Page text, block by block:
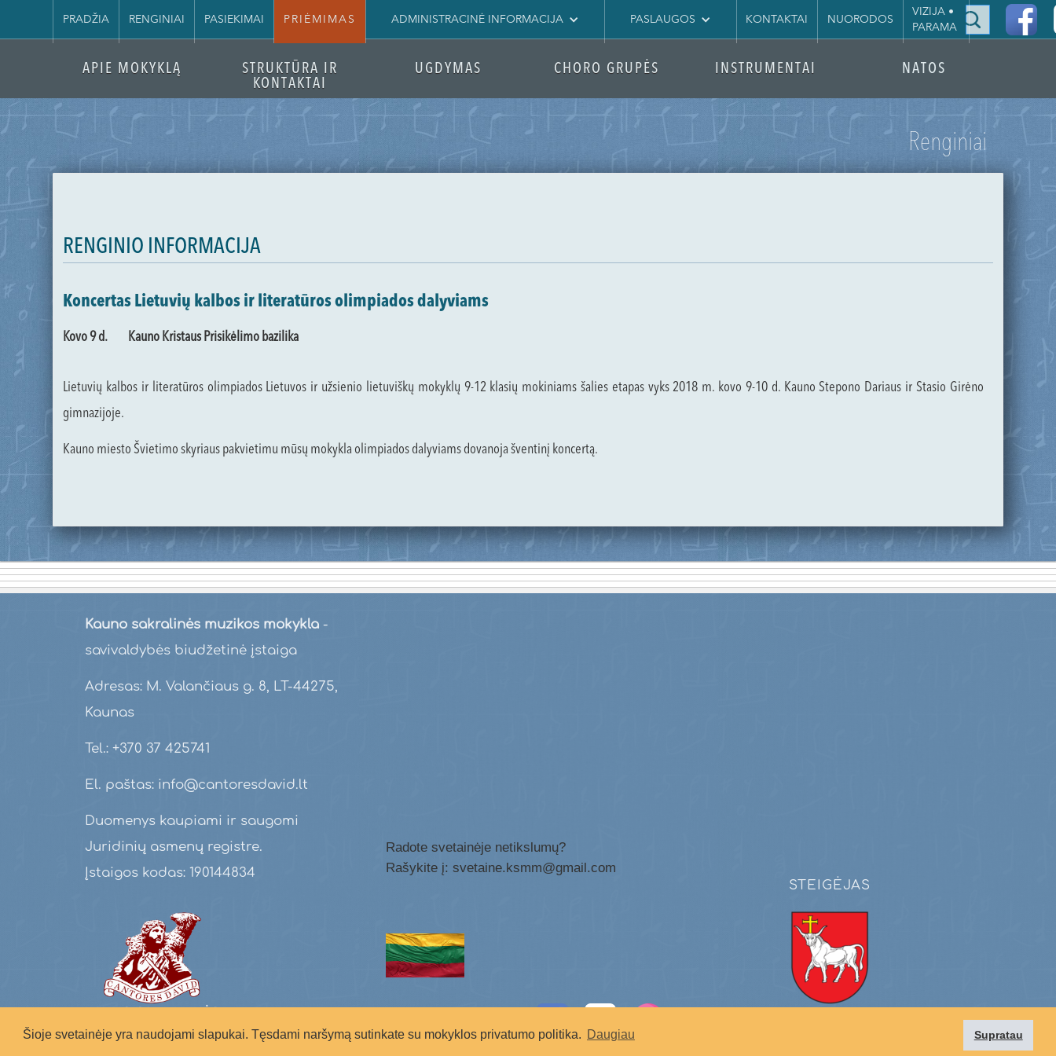
Šioje svetainėje yra naudojami slapukai. Tęsdami naršymą sutinkate su mokyklos privatumo politika. Daugiau Supratau
PRADŽIA RENGINIAI PASIEKIMAI PRIĖMIMAS ADMINISTRACINĖ INFORMACIJA PASLAUGOS KONTAKTAI NUORODOS
VIZIJA •
PARAMA
|
APIE MOKYKLĄ
STRUKTŪRA IR
KONTAKTAI
UGDYMAS CHORO GRUPĖS INSTRUMENTAI NATOS
Renginiai
RENGINIO INFORMACIJA
Koncertas Lietuvių kalbos ir literatūros olimpiados dalyviams
Kovo 9 d. Kauno Kristaus Prisikėlimo bazilika
Lietuvių kalbos ir literatūros olimpiados Lietuvos ir užsienio lietuviškų mokyklų 9-12 klasių mokiniams šalies etapas vyks 2018 m. kovo 9-10 d. Kauno Stepono Dariaus ir Stasio Girėno
gimnazijoje.
Kauno miesto Švietimo skyriaus pakvietimu mūsų mokykla olimpiados dalyviams dovanoja šventinį koncertą.
Kauno sakralinės muzikos mokykla-
savivaldybės biudžetinė įstaiga
Adresas: M. Valančiaus g. 8, LT-44275,
Kaunas
Tel.: +370 37 425741
El. paštas: info@cantoresdavid.lt
Duomenys kaupiami ir saugomi
Juridinių asmenų registre.
Įstaigos kodas: 190144834
Radote svetainėje netikslumų?
Rašykite į: svetaine.ksmm@gmail.com
Socialiniai tinklai:
STEIGĖJAS